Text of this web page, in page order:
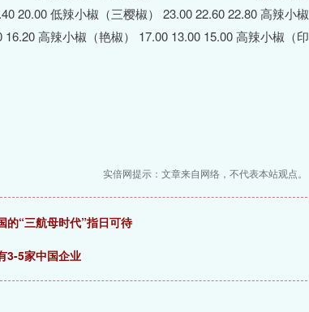
20.00 低辣小椒（三樱椒） 23.00 22.60 22.80 高辣小椒
高辣小椒（艳椒） 17.00 13.00 15.00 高辣小椒（印
实倍网提示：文章来自网络，不代表本站观点。
的“三航母时代”指日可待
3-5家中国企业